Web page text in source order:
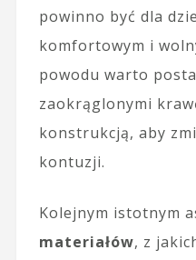
powinno być dla
komfortowym i
powodu warto
zaokrąglonymi
konstrukcją, aby
kontuzji.
Kolejnym istotnym
materiałów, z